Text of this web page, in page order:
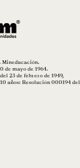
Mineducación.
de mayo de 1964.
23 de febrero de 1949,
años: Resolución 000194 del